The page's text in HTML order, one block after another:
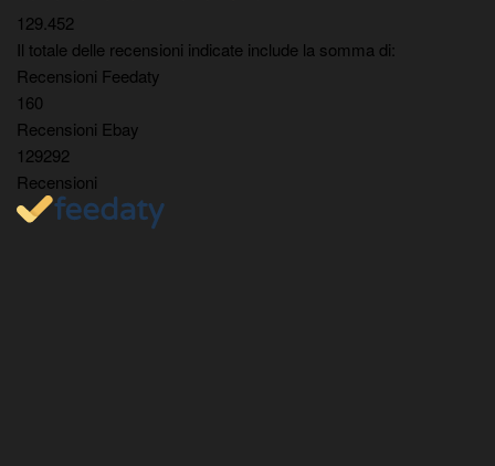
129.452
Il totale delle recensioni indicate include la somma di:
Recensioni Feedaty
160
Recensioni Ebay
129292
Recensioni